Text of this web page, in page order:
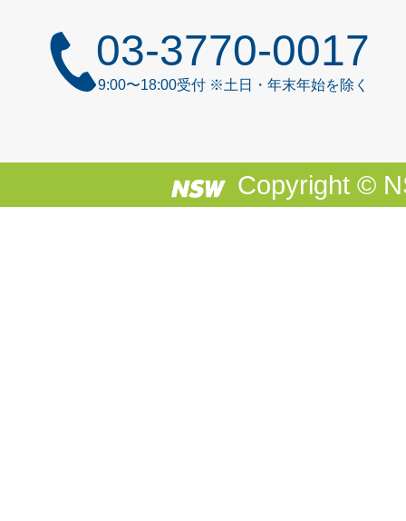
03-3770-0017
9:00〜18:00受付 ※土日・年末年始を除く
Copyright ©